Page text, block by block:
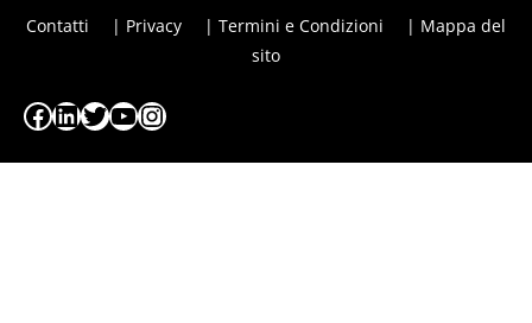
Contatti | Privacy | Termini e Condizioni
| Mappa del
sito
Facebook
LinkedIn
Twitter
YouTube
Instagram